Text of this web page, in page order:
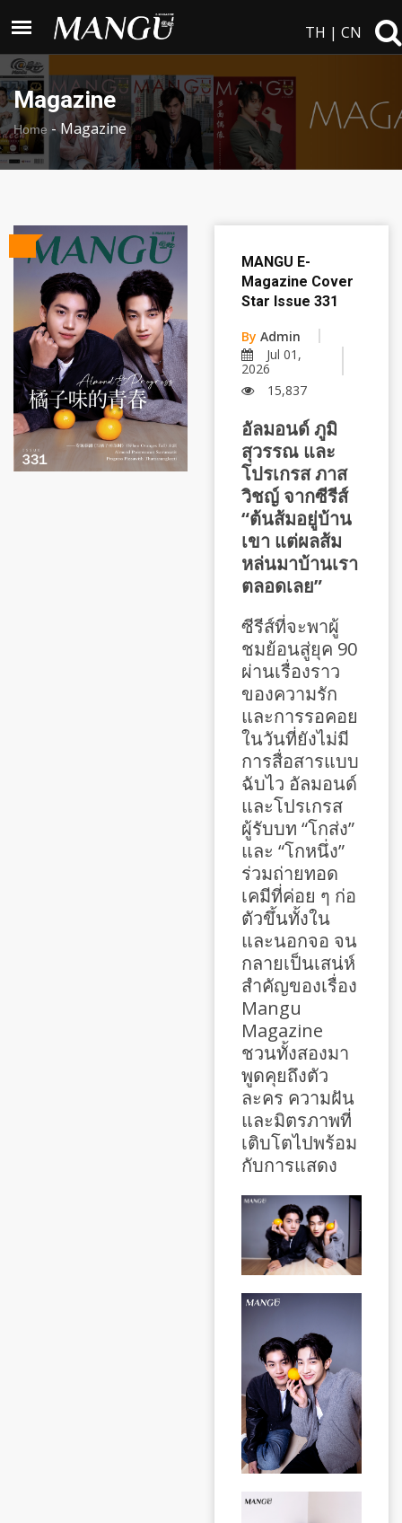
TH | CN
Magazine
Home - Magazine
MANGU E-
Magazine Cover
Star Issue 331
By Admin
Jul 01,
2026
15,837
อัลมอนด์ ภูมิ
สุวรรณ และ
โปรเกรส ภาส
วิชญ์ จากซีรีส์
“ต้นส้มอยู่บ้าน
เขา แต่ผลส้ม
หล่นมาบ้านเรา
ตลอดเลย”
ซีรีส์ที่จะพาผู้
ชมย้อนสู่ยุค 90
ผ่านเรื่องราว
ของความรัก
และการรอคอย
ในวันที่ยังไม่มี
การสื่อสารแบบ
ฉับไว อัลมอนด์
และโปรเกรส
ผู้รับบท “โกส่ง”
และ “โกหนึ่ง”
ร่วมถ่ายทอด
เคมีที่ค่อย ๆ ก่อ
ตัวขึ้นทั้งใน
และนอกจอ จน
กลายเป็นเสน่ห์
สำคัญของเรื่อง
Mangu
Magazine
ชวนทั้งสองมา
พูดคุยถึงตัว
ละคร ความฝัน
และมิตรภาพที่
เติบโตไปพร้อม
กับการแสดง